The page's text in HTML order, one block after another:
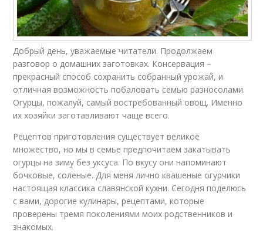
Добрый день, уважаемые читатели. Продолжаем
разговор о домашних заготовках. Консервация –
прекрасный способ сохранить собранный урожай, и
отличная возможность побаловать семью разносолами.
Огурцы, пожалуй, самый востребованный овощ. Именно
их хозяйки заготавливают чаще всего.
Рецептов приготовления существует великое
множество, но мы в семье предпочитаем закатывать
огурцы на зиму без уксуса. По вкусу они напоминают
бочковые, соленые. Для меня лично квашеные огурчики
настоящая классика славянской кухни. Сегодня поделюсь
с вами, дорогие кулинары, рецептами, которые
проверены тремя поколениями моих родственников и
знакомых.